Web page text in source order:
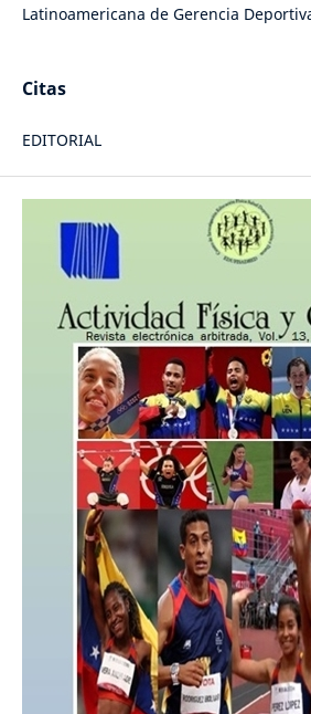
Latinoamericana de Gerencia
Citas
EDITORIAL